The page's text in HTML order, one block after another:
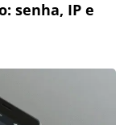
senha, IP e